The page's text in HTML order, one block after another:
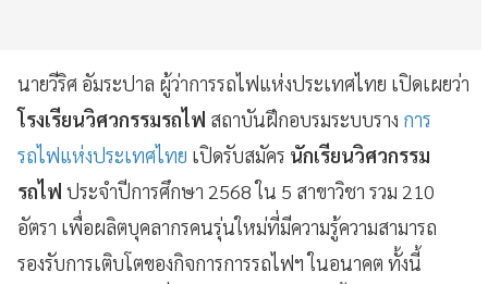
นายวีริศ อัมระปาล ผู้ว่าการรถไฟแห่งประเทศไทย เปิดเผยว่า
โรงเรียนวิศวกรรมรถไฟ สถาบันฝึกอบรมระบบราง การ
รถไฟแห่งประเทศไทย เปิดรับสมัคร นักเรียนวิศวกรรม
รถไฟ ประจำปีการศึกษา 2568 ใน 5 สาขาวิชา รวม 210
อัตรา เพื่อผลิตบุคลากรคนรุ่นใหม่ที่มีความรู้ความสามารถ
รองรับการเติบโตของกิจการการรถไฟฯ ในอนาคต ทั้งนี้